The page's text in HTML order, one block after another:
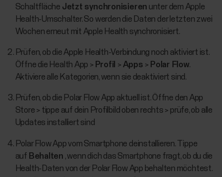
Schaltfläche Jetzt synchronisieren unter dem Apple
Health-Umschalter. So werden die Daten der letzten zwei
Wochen erneut mit Apple Health synchronisiert.
Prüfen, ob die Apple Health-Verbindung noch aktiviert ist.
Öffne die Health App > Profil >Apps > Polar Flow.
Aktiviere alle Kategorien, wenn sie deaktiviert sind.
Prüfen, ob die Polar Flow App aktuell ist. Öffne den App
Store > tippe auf dein Profilbild oben rechts > prüfe, ob alle
Updates installiert sind
Polar Flow App vom Smartphone deinstallieren. Tippe
auf Behalten , wenn dich das Smartphone fragt, ob du die
Health-Daten von der Polar Flow App behalten möchtest.